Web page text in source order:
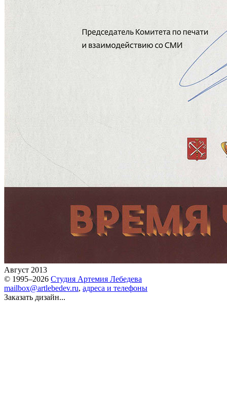
Август 2013
© 1995–2026 Студия Артемия Лебедева
mailbox@artlebedev.ru, адреса и телефоны
Заказать дизайн...